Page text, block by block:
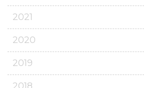
2021
2020
2019